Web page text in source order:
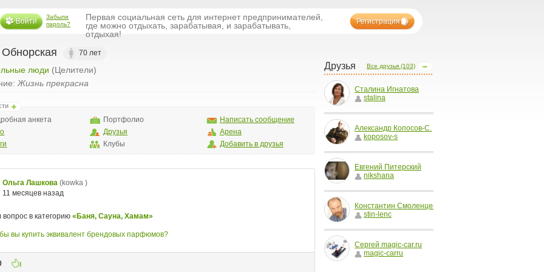
Войти
Забыли
пароль?
Первая социальная сеть для интернет предпринимателей,
где можно отдыхать, зарабатывая, и зарабатывать,
отдыхая!
Регистрация
Все друзья (103)
Друзья
Сталина Игнатова
stalina
Александр Копосов-С.
koposov-s
Евгений Питерский
nikshana
Константин Смоленцев
stin-lenc
Сергей magic-car.ru
magic-carru
70 лет
люди (Целители)
Жизнь прекрасна
анкета
Портфолио
Друзья
Клубы
Написать сообщение
Арена
Добавить в друзья